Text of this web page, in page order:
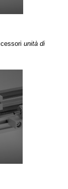
unità di